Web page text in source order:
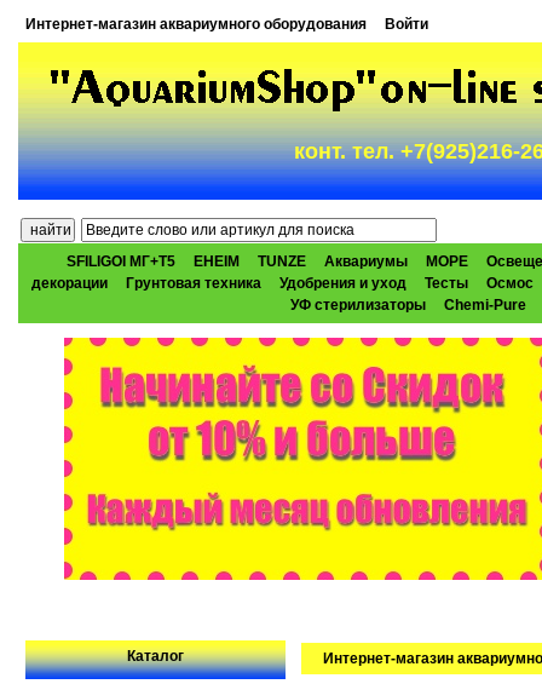
Интернет-магазин аквариумного оборудования Войти
конт. тел. +7(925)216-
SFILIGOI МГ+Т5 EHEIM TUNZE Аквариумы МОРЕ
декорации
Грунтовая техника Удобрения и уход Тесты
Осмос
УФ стерилизаторы
Chemi-Pure
Каталог Интернет-магазин